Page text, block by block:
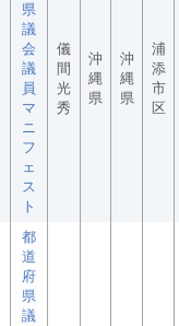
県
議
会
議
員
マ
ニ
フ
ェ
ス
ト
儀
間
光
秀
沖
縄
県
沖
縄
県
浦
添
市
区
都
道
府
県
議